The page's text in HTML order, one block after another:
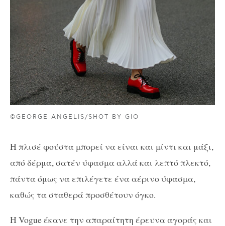
©GEORGE ANGELIS/SHOT BY GIΟ
Η πλισέ φούστα μπορεί να είναι και μίντι και μάξι,
από δέρμα, σατέν ύφασμα αλλά και λεπτό πλεκτό,
πάντα όμως να επιλέγετε ένα αέρινο ύφασμα,
καθώς τα σταθερά προσθέτουν όγκο.
H Vogue έκανε την απαραίτητη έρευνα αγοράς και